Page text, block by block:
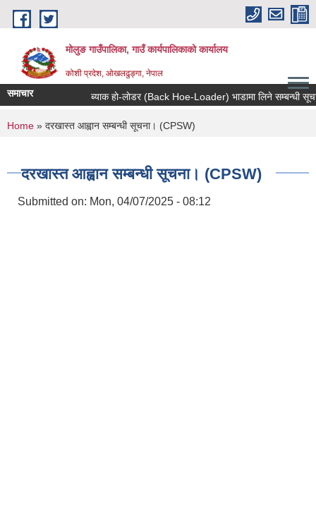
Skip to main content
मोलुङ गाउँपालिका, गाउँ कार्यपालिकाको कार्यालय
कोशी प्रदेश, ओखलढुङ्गा, नेपाल
समाचार ब्याक हाे-लाेडर (Back Hoe-Loader) भाडामा लिने सम्बन्धी सूचना
You are here
Home » दरखास्त आह्वान सम्बन्धी सूचना। (CPSW)
दरखास्त आह्वान सम्बन्धी सूचना। (CPSW)
Submitted on: Mon, 04/07/2025 - 08:12